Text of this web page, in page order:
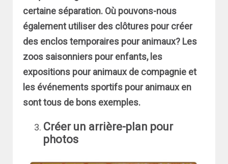
certaine séparation. Où pouvons-nous
également utiliser des clôtures pour créer
des enclos temporaires pour animaux? Les
zoos saisonniers pour enfants, les
expositions pour animaux de compagnie et
les événements sportifs pour animaux en
sont tous de bons exemples.
Créer un arrière-plan pour
photos